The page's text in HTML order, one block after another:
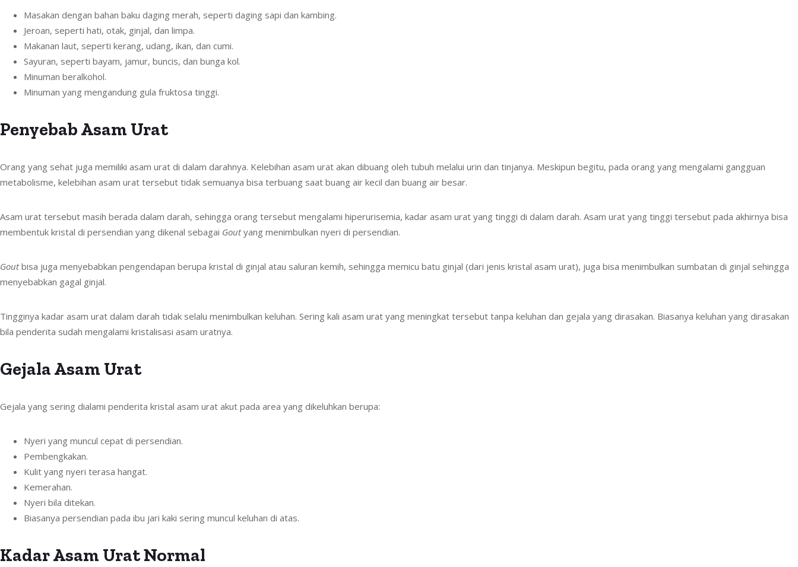
Masakan dengan bahan baku daging merah, seperti daging sapi dan kambing.
Jeroan, seperti hati, otak, ginjal, dan limpa.
Makanan laut, seperti kerang, udang, ikan, dan cumi.
Sayuran, seperti bayam, jamur, buncis, dan bunga kol.
Minuman beralkohol.
Minuman yang mengandung gula fruktosa tinggi.
Penyebab Asam Urat
Orang yang sehat juga memiliki asam urat di dalam darahnya. Kelebihan asam urat akan dibuang oleh tubuh melalui urin dan tinjanya. Meskipun begitu, pada orang yang mengalami gangguan
metabolisme, kelebihan asam urat tersebut tidak semuanya bisa terbuang saat buang air kecil dan buang air besar.
Asam urat tersebut masih berada dalam darah, sehingga orang tersebut mengalami hiperurisemia, kadar asam urat yang tinggi di dalam darah. Asam urat yang tinggi tersebut pada akhirnya bisa
membentuk kristal di persendian yang dikenal sebagai Goutyang menimbulkan nyeri di persendian.
Goutbisa juga menyebabkan pengendapan berupa kristal di ginjal atau saluran kemih, sehingga memicu batu ginjal (dari jenis kristal asam urat), juga bisa menimbulkan sumbatan di ginjal sehingga
menyebabkan gagal ginjal.
Tingginya kadar asam urat dalam darah tidak selalu menimbulkan keluhan. Sering kali asam urat yang meningkat tersebut tanpa keluhan dan gejala yang dirasakan. Biasanya keluhan yang dirasakan
bila penderita sudah mengalami kristalisasi asam uratnya.
Gejala Asam Urat
Gejala yang sering dialami penderita kristal asam urat akut pada area yang dikeluhkan berupa:
Nyeri yang muncul cepat di persendian.
Pembengkakan.
Kulit yang nyeri terasa hangat.
Kemerahan.
Nyeri bila ditekan.
Biasanya persendian pada ibu jari kaki sering muncul keluhan di atas.
Kadar Asam Urat Normal